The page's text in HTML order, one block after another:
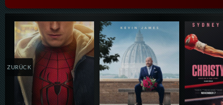
Details,Play Details,Play
ZURÜCK